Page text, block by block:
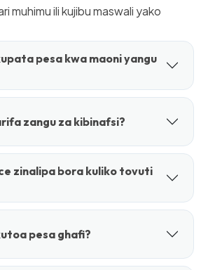
muhimu ili kujibu maswali yako
pesa kwa maoni yangu
zangu za kibinafsi?
zinalipa bora kuliko tovuti
pesa ghafi?